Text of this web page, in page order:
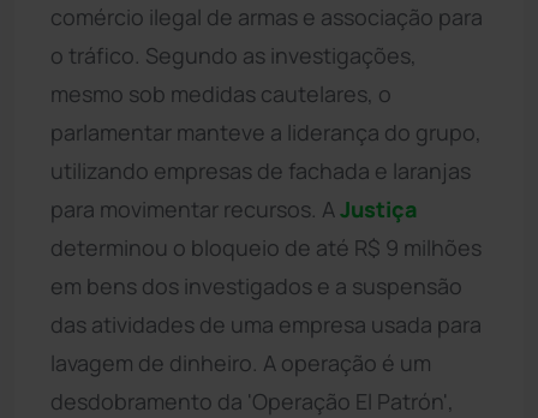
comércio ilegal de armas e associação para
o tráfico. Segundo as investigações,
mesmo sob medidas cautelares, o
parlamentar manteve a liderança do grupo,
utilizando empresas de fachada e laranjas
para movimentar recursos. A Justiça
determinou o bloqueio de até R$ 9 milhões
em bens dos investigados e a suspensão
das atividades de uma empresa usada para
lavagem de dinheiro. A operação é um
desdobramento da 'Operação El Patrón',